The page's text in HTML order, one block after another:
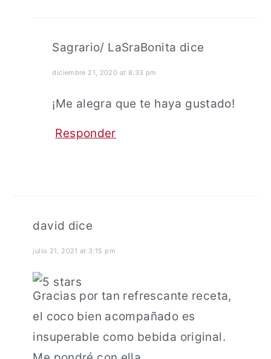
Sagrario/ LaSraBonita dice
diciembre 21, 2020 at 8:33 pm
¡Me alegra que te haya gustado!
Responder
david dice
julio 21, 2021 at 3:15 pm
Gracias por tan refrescante receta,
el coco bien acompañado es
insuperable como bebida original.